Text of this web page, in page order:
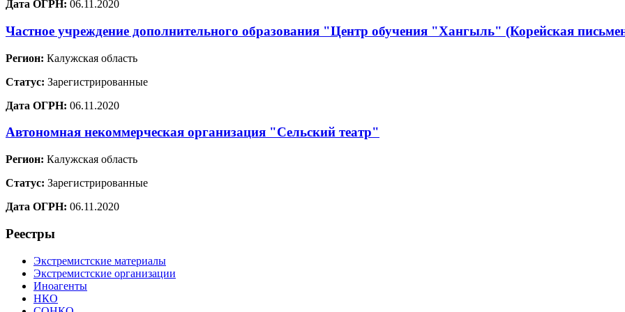
Дата ОГРН: 06.11.2020
Частное учреждение дополнительного образования "Центр обучения "Хангыль" (Корейская
Регион: Калужская область
Статус: Зарегистрированные
Дата ОГРН: 06.11.2020
Автономная некоммерческая организация "Сельский театр"
Регион: Калужская область
Статус: Зарегистрированные
Дата ОГРН: 06.11.2020
Реестры
Экстремистские материалы
Экстремистские организации
Иноагенты
НКО